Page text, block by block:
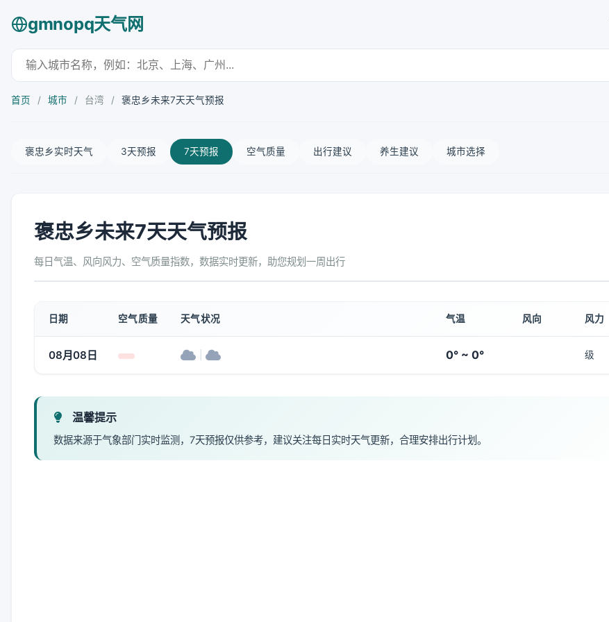
gmnopq天气网
首页 / 城市 / 台湾 / 褒忠乡未来7天天气预报
褒忠乡实时天气 3天预报 7天预报 空气质量 出行建议 养生建议 城市选择
褒忠乡未来7天天气预报
每日气温、风向风力、空气质量指数，数据实时更新，助您规划一周出行
日期 空气质量 天气状况 气温 风向 风力
08月08日 0° ~ 0° 级
温馨提示
数据来源于气象部门实时监测，7天预报仅供参考，建议关注每日实时天气更新，合理安排出行计划。